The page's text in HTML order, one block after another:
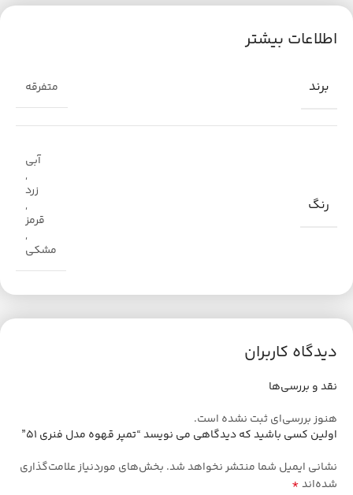
اطلاعات بیشتر
برند متفرقه
رنگ
آبی
,
زرد
,
قرمز
,
مشکی
دیدگاه کاربران
نقد و بررسی‌ها
هنوز بررسی‌ای ثبت نشده است.
اولین کسی باشید که دیدگاهی می نویسد “تمپر قهوه مدل فنری 51”
نشانی ایمیل شما منتشر نخواهد شد. بخش‌های موردنیاز علامت‌گذاری
شده‌اند*